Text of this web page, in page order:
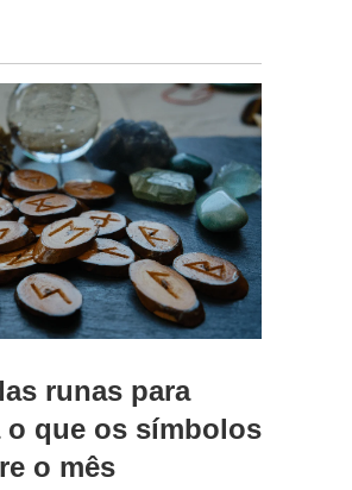
runas para
o que os símbolos
o mês